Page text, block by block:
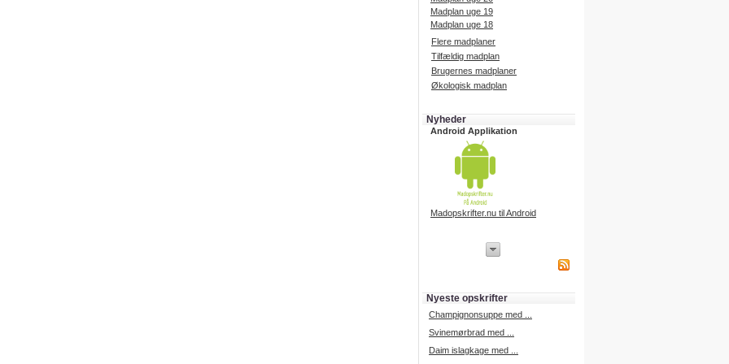
Madplan uge 19
Madplan uge 18
Flere madplaner
Tilfældig madplan
Brugernes madplaner
Økologisk madplan
Nyheder
Android Applikation
Madopskrifter.nu til Android
iPhone udvikling
Nyeste opskrifter
Champignonsuppe med ...
Svinemørbrad med ...
Daim islagkage med ...